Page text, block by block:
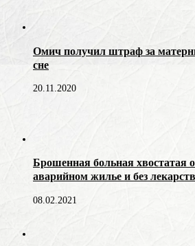
Омич получил штраф за
сне
20.11.2020
Брошенная больная хвостатая
аварийном жилье и без лекарств
08.02.2021